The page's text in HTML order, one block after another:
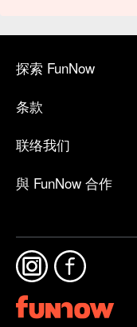
探索 FunNow
条款
联络我们
與 FunNow 合作